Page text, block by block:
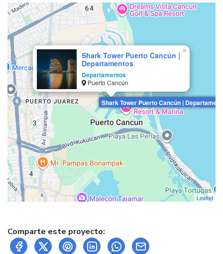
Shark Tower Puerto Cancún |
Shark Tower Puerto Cancún |
Departamentos
Departamentos
Puerto Cancún
×
Leaflet
Comparte este proyecto: